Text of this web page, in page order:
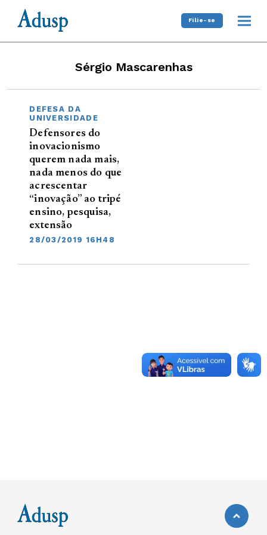
Filie-se
Sérgio Mascarenhas
DEFESA DA
UNIVERSIDADE
Defensores do
inovacionismo
querem nada mais,
nada menos do que
acrescentar
“inovação” ao tripé
ensino, pesquisa,
extensão
28/03/2019 16H48